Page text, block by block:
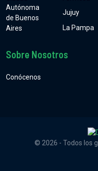
Autónoma
de Buenos
Aires
Jujuy
La Pampa
Sobre Nosotros
Conócenos
© 2026 - Todos los